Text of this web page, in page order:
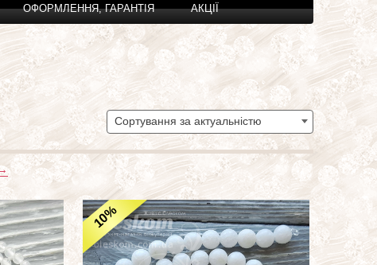
ОФОРМЛЕННЯ, ГАРАНТІЯ АКЦІЇ
Сортування за актуальністю
10%